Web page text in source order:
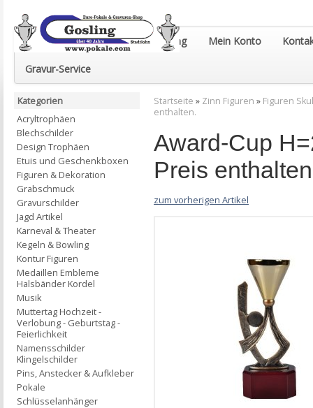
Euro-Pokale & Gravur-Shop Gosling Mein Konto
Gravur-Service
Startseite » Zinn Figuren » Figuren
enthalten.
Award-Cup
Preis
zum vorherigen Artikel
Kategorien
Acryltrophäen
Blechschilder
Design Trophäen
Etuis und Geschenkboxen
Figuren & Dekoration
Grabschmuck
Gravurschilder
Jagd Artikel
Karneval & Theater
Kegeln & Bowling
Kontur Figuren
Medaillen Embleme
Halsbänder Kordel
Musik
Muttertag Hochzeit -
Verlobung - Geburtstag -
Feierlichkeit
Namensschilder
Klingelschilder
Pins, Anstecker & Aufkleber
Pokale
Schlüsselanhänger